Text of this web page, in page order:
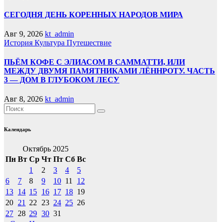
СЕГОДНЯ ДЕНЬ КОРЕННЫХ НАРОДОВ МИРА
Авг 9, 2026 kt_admin
История Культура Путешествие
ПЬЁМ КОФЕ С ЭЛИАСОМ В САММАТТИ, ИЛИ
МЕЖДУ ДВУМЯ ПАМЯТНИКАМИ ЛЁННРОТУ. ЧАСТЬ
3 — ДОМ В ГЛУБОКОМ ЛЕСУ
Авг 8, 2026 kt_admin
Календарь
Октябрь 2025
Пн Вт Ср Чт Пт Сб Вс
1
2 3 4
5
6
7 8 9 10 11
12
13 14 15 16 17 18 19
20 21 22 23 24 25 26
27 28 29 30 31